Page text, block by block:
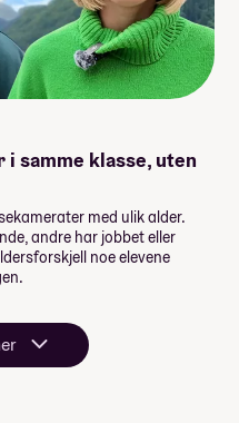
i samme klasse, uten
med ulik alder.
andre har jobbet eller
noe elevene